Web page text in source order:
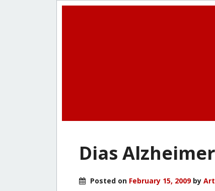
Dias
Posted on February 15, 2009by